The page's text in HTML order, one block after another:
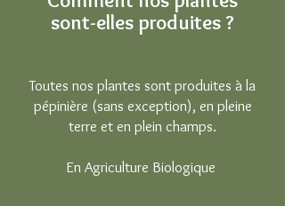
sont-elles produites ?
Toutes nos plantes sont produites à la
pépinière (sans exception), en pleine
terre et en plein champs.
En Agriculture Biologique